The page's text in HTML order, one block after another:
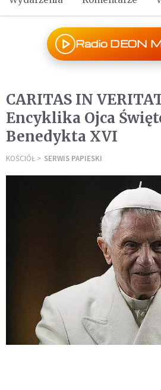
Radio DEON
CARITAS IN
Encyklika Ojca
Benedykta XVI
KOŚCIÓŁ SERWIS PAPIESKI